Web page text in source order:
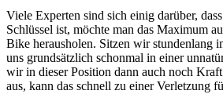
Viele Experten sind sich einig darüber,
Schlüssel ist, möchte man das Maximum
Bike herausholen. Sitzen wir stundenlang
uns grundsätzlich schonmal in einer
wir in dieser Position dann auch noch
aus, kann das schnell zu einer Verletzung